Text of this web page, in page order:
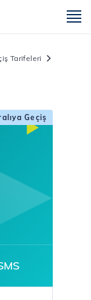
Tarifeleri
Geçiş